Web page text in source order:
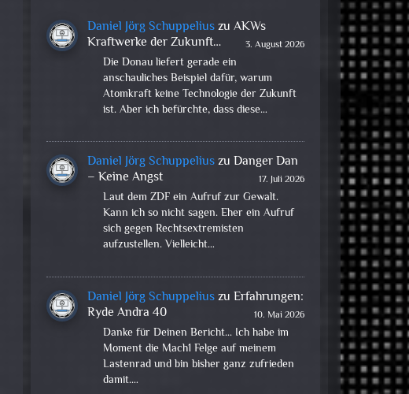
Daniel Jörg SchuppeliuszuAKWs
Kraftwerke der Zukunft…
3. August 2026
Die Donau liefert gerade ein
anschauliches Beispiel dafür, warum
Atomkraft keine Technologie der Zukunft
ist. Aber ich befürchte, dass diese…
Daniel Jörg SchuppeliuszuDanger Dan
– Keine Angst
17. Juli 2026
Laut dem ZDF ein Aufruf zur Gewalt.
Kann ich so nicht sagen. Eher ein Aufruf
sich gegen Rechtsextremisten
aufzustellen. Vielleicht…
Daniel Jörg SchuppeliuszuErfahrungen:
Ryde Andra 40
10. Mai 2026
Danke für Deinen Bericht... Ich habe im
Moment die Mach1 Felge auf meinem
Lastenrad und bin bisher ganz zufrieden
damit.…